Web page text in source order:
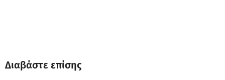
Διαβάστε επίσης